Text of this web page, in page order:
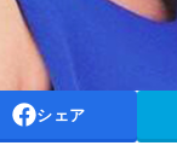
シェア